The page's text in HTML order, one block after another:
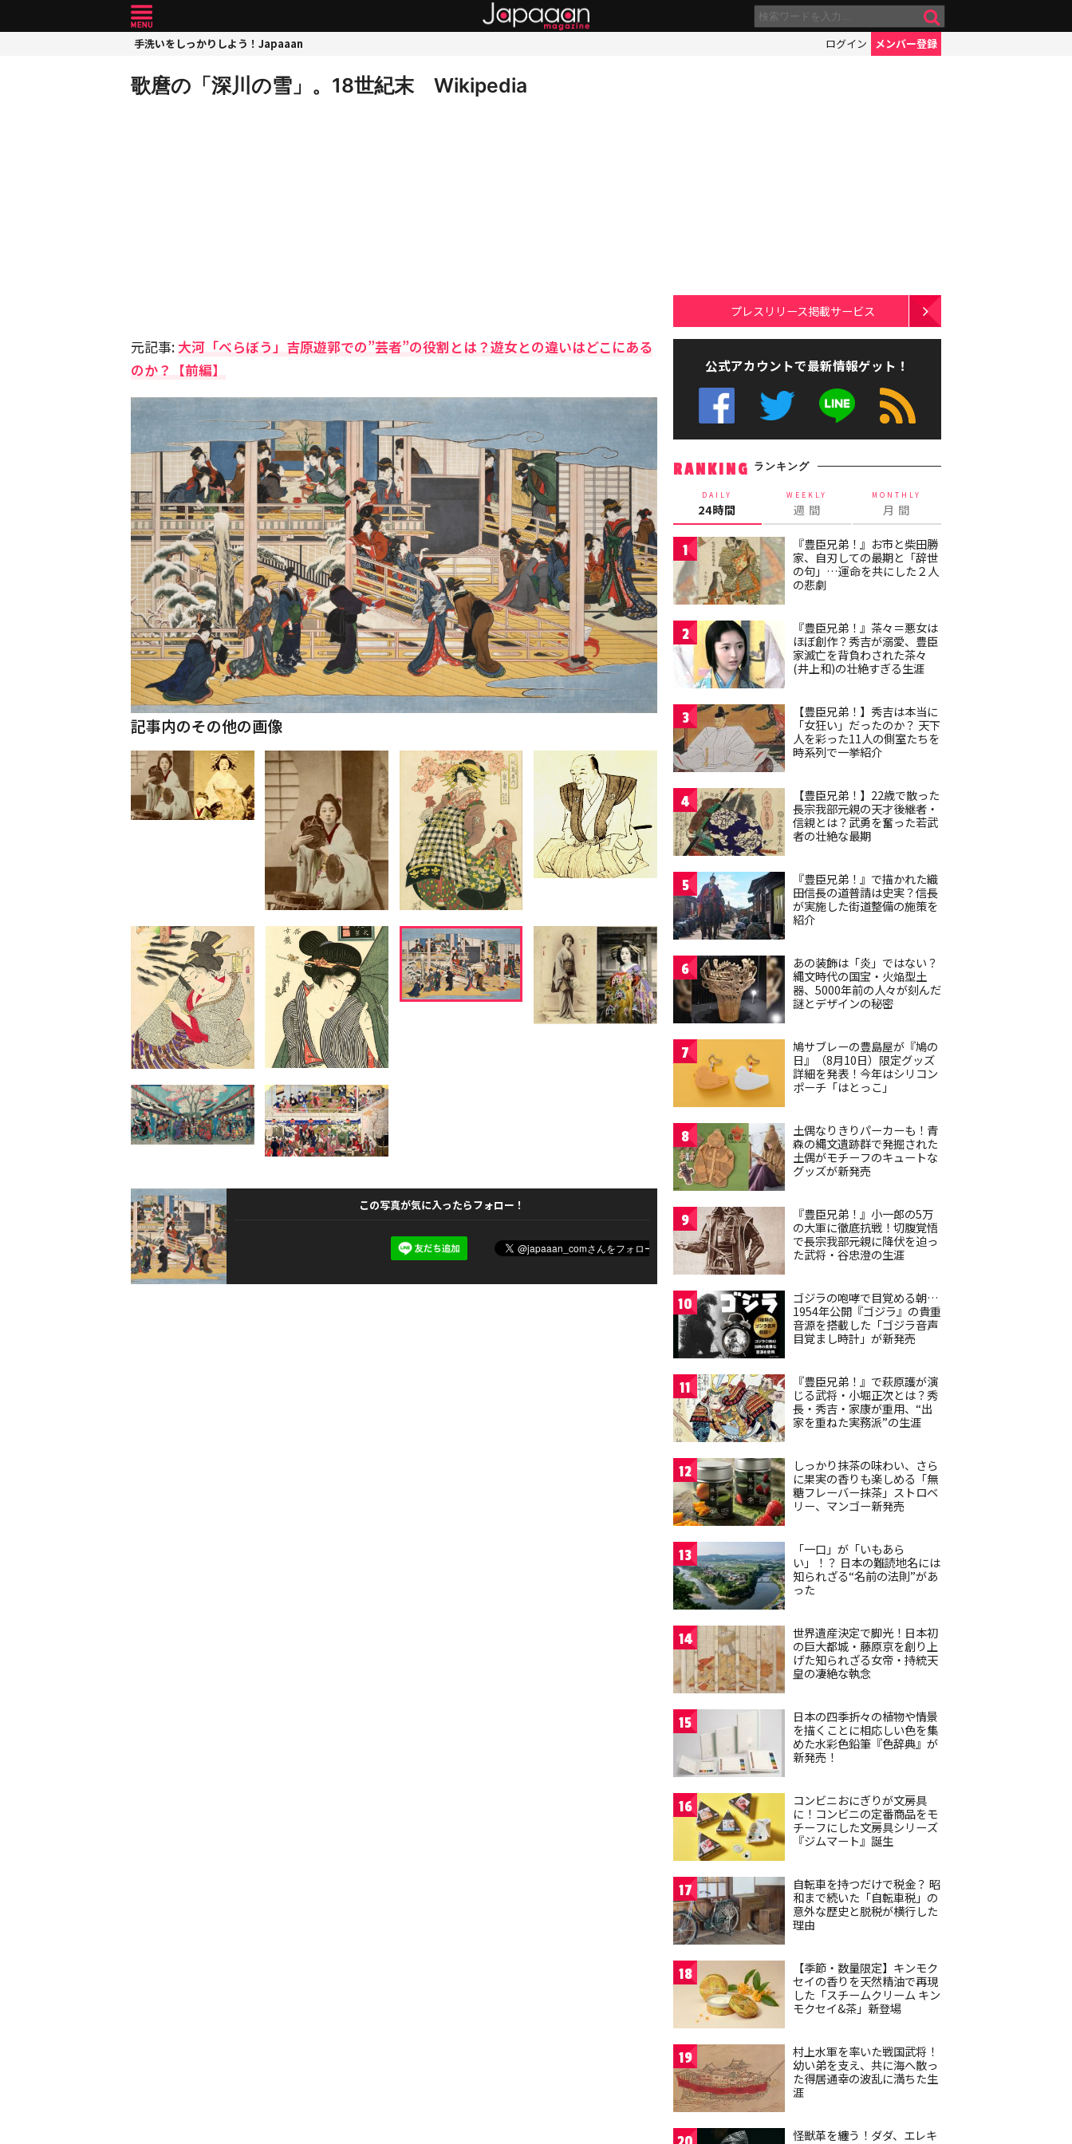
手洗いをしっかりしよう！Japaaan ログイン メンバー登録
歌麿の「深川の雪」。18世紀末 Wikipedia
元記事:大河「べらぼう」吉原遊郭での”芸者”の役割とは？遊女との違いはどこにある
のか？【前編】
記事内のその他の画像
この写真が気に入ったらフォロー！
プレスリリース掲載サービス
公式アカウントで最新情報ゲット！
RANKING ランキング
DAILY
24時間
WEEKLY
週 間
MONTHLY
月 間
1
『豊臣兄弟！』お市と柴田勝
家、自刃しての最期と「辞世
の句」…運命を共にした２人
の悲劇
2
『豊臣兄弟！』茶々＝悪女は
ほぼ創作？秀吉が溺愛、豊臣
家滅亡を背負わされた茶々
(井上和)の壮絶すぎる生涯
3
【豊臣兄弟！】秀吉は本当に
「女狂い」だったのか？ 天下
人を彩った11人の側室たちを
時系列で一挙紹介
4
【豊臣兄弟！】22歳で散った
長宗我部元親の天才後継者・
信親とは？武勇を奮った若武
者の壮絶な最期
5
『豊臣兄弟！』で描かれた織
田信長の道普請は史実？信長
が実施した街道整備の施策を
紹介
6
あの装飾は「炎」ではない？
縄文時代の国宝・火焔型土
器、5000年前の人々が刻んだ
謎とデザインの秘密
7
鳩サブレーの豊島屋が『鳩の
日』（8月10日）限定グッズ
詳細を発表！今年はシリコン
ポーチ「はとっこ」
8
土偶なりきりパーカーも！青
森の縄文遺跡群で発掘された
土偶がモチーフのキュートな
グッズが新発売
9
『豊臣兄弟！』小一郎の5万
の大軍に徹底抗戦！切腹覚悟
で長宗我部元親に降伏を迫っ
た武将・谷忠澄の生涯
10
ゴジラの咆哮で目覚める朝…
1954年公開『ゴジラ』の貴重
音源を搭載した「ゴジラ音声
目覚まし時計」が新発売
11
『豊臣兄弟！』で萩原護が演
じる武将・小堀正次とは？秀
長・秀吉・家康が重用、“出
家を重ねた実務派”の生涯
12
しっかり抹茶の味わい、さら
に果実の香りも楽しめる「無
糖フレーバー抹茶」ストロベ
リー、マンゴー新発売
13
「一口」が「いもあら
い」！？ 日本の難読地名には
知られざる“名前の法則”があ
った
14
世界遺産決定で脚光！日本初
の巨大都城・藤原京を創り上
げた知られざる女帝・持統天
皇の凄絶な執念
15
日本の四季折々の植物や情景
を描くことに相応しい色を集
めた水彩色鉛筆『色辞典』が
新発売！
16
コンビニおにぎりが文房具
に！コンビニの定番商品をモ
チーフにした文房具シリーズ
『ジムマート』誕生
17
自転車を持つだけで税金？ 昭
和まで続いた「自転車税」の
意外な歴史と脱税が横行した
理由
18
【季節・数量限定】キンモク
セイの香りを天然精油で再現
した「スチームクリーム キン
モクセイ&茶」新登場
19
村上水軍を率いた戦国武将！
幼い弟を支え、共に海へ散っ
た得居通幸の波乱に満ちた生
涯
怪獣革を纏う！ダダ、エレキ